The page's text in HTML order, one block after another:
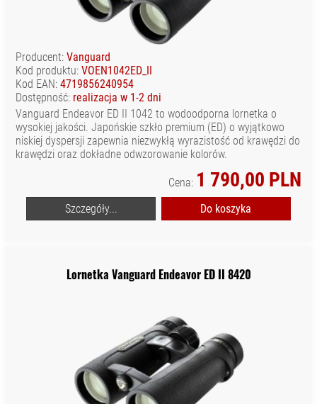
Producent: Vanguard
Kod produktu: VOEN1042ED_II
Kod EAN: 4719856240954
Dostępność: realizacja w 1-2 dni
Vanguard Endeavor ED II 1042 to wodoodporna lornetka o
wysokiej jakości. Japońskie szkło premium (ED) o wyjątkowo
niskiej dyspersji zapewnia niezwykłą wyrazistość od krawędzi do
krawędzi oraz dokładne odwzorowanie kolorów.
Cena: 1 790,00 PLN
Szczegóły... Do koszyka
Lornetka Vanguard Endeavor ED II 8420